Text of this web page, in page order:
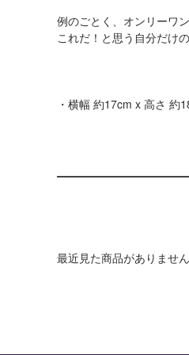
例のごとく、オンリーワ
これだ！と思う自分だけ
・横幅 約17cm x 高さ 約
最近見た商品がありません